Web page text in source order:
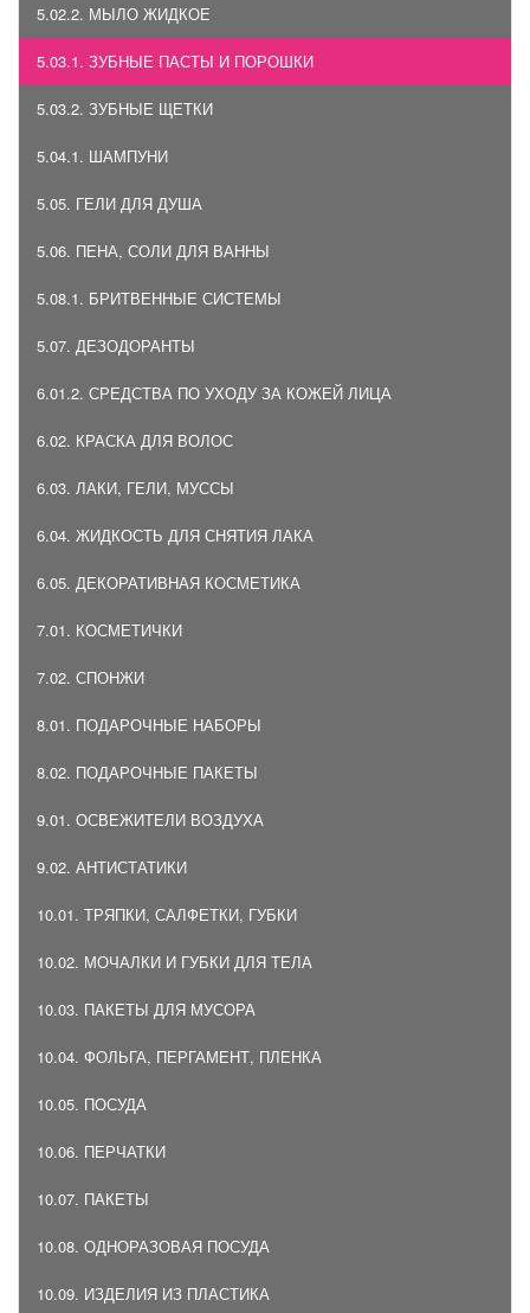
5.02.2. МЫЛО ЖИДКОЕ
5.03.1. ЗУБНЫЕ ПАСТЫ И ПОРОШКИ
5.03.2. ЗУБНЫЕ ЩЕТКИ
5.04.1. ШАМПУНИ
5.05. ГЕЛИ ДЛЯ ДУША
5.06. ПЕНА, СОЛИ ДЛЯ ВАННЫ
5.08.1. БРИТВЕННЫЕ СИСТЕМЫ
5.07. ДЕЗОДОРАНТЫ
6.01.2. СРЕДСТВА ПО УХОДУ ЗА КОЖЕЙ ЛИЦА
6.02. КРАСКА ДЛЯ ВОЛОС
6.03. ЛАКИ, ГЕЛИ, МУССЫ
6.04. ЖИДКОСТЬ ДЛЯ СНЯТИЯ ЛАКА
6.05. ДЕКОРАТИВНАЯ КОСМЕТИКА
7.01. КОСМЕТИЧКИ
7.02. СПОНЖИ
8.01. ПОДАРОЧНЫЕ НАБОРЫ
8.02. ПОДАРОЧНЫЕ ПАКЕТЫ
9.01. ОСВЕЖИТЕЛИ ВОЗДУХА
9.02. АНТИСТАТИКИ
10.01. ТРЯПКИ, САЛФЕТКИ, ГУБКИ
10.02. МОЧАЛКИ И ГУБКИ ДЛЯ ТЕЛА
10.03. ПАКЕТЫ ДЛЯ МУСОРА
10.04. ФОЛЬГА, ПЕРГАМЕНТ, ПЛЕНКА
10.05. ПОСУДА
10.06. ПЕРЧАТКИ
10.07. ПАКЕТЫ
10.08. ОДНОРАЗОВАЯ ПОСУДА
10.09. ИЗДЕЛИЯ ИЗ ПЛАСТИКА